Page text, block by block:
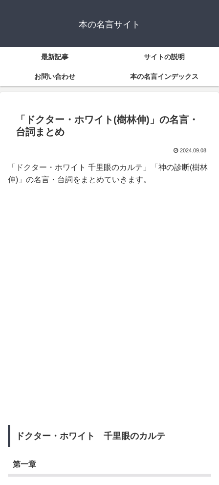
本の名言サイト
最新記事 サイトの説明
お問い合わせ 本の名言インデックス
「ドクター・ホワイト(樹林伸)」の名言・
台詞まとめ
2024.09.08
「ドクター・ホワイト 千里眼のカルテ」「神の診断(樹林
伸)」の名言・台詞をまとめていきます。
ドクター・ホワイト 千里眼のカルテ
第一章